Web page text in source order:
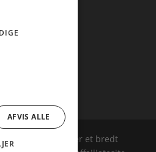
siden, der samler et bredt
AFVIS ALLE